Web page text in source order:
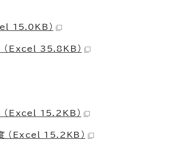
15.0KB）
（Excel 35.8KB）
（Excel 15.2KB）
（Excel 15.2KB）